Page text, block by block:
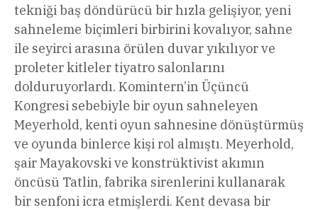
tekniği baş döndürücü bir hızla gelişiyor, yeni
sahneleme biçimleri birbirini kovalıyor, sahne
ile seyirci arasına örülen duvar yıkılıyor ve
proleter kitleler tiyatro salonlarını
dolduruyorlardı. Komintern’in Üçüncü
Kongresi sebebiyle bir oyun sahneleyen
Meyerhold, kenti oyun sahnesine dönüştürmüş
ve oyunda binlerce kişi rol almıştı. Meyerhold,
şair Mayakovski ve konstrüktivist akımın
öncüsü Tatlin, fabrika sirenlerini kullanarak
bir senfoni icra etmişlerdi. Kent devasa bir